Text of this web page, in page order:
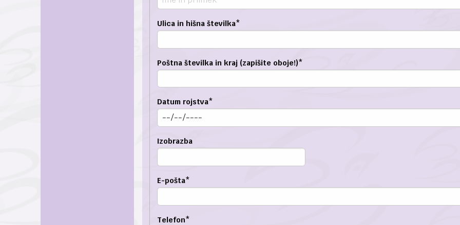
Ulica in hišna številka*
Poštna številka in kraj (zapišite oboje!)*
Datum rojstva*
Izobrazba
E-pošta*
Telefon*